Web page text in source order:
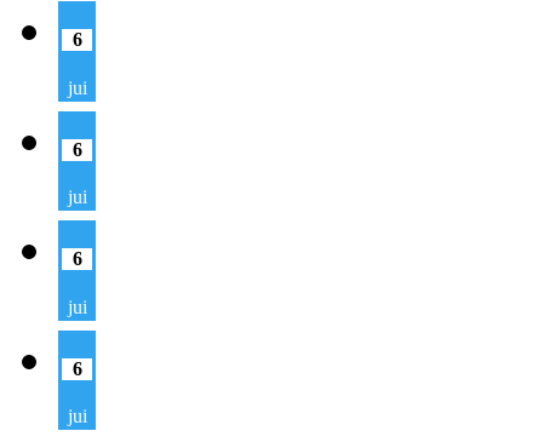
6
jui
6
jui
6
jui
6
jui